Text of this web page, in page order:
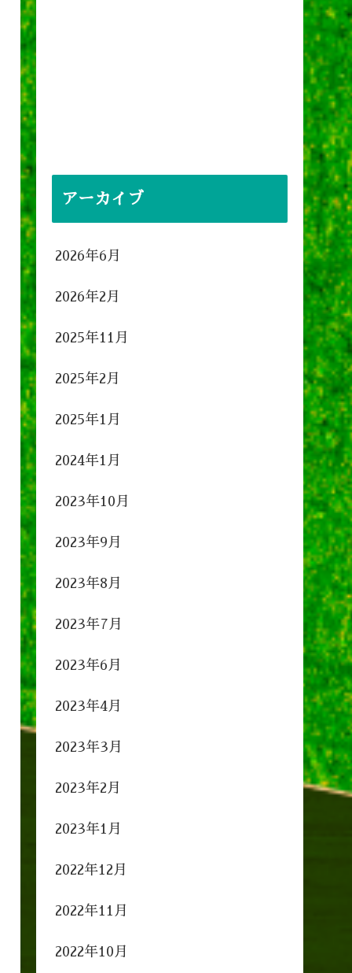
アーカイブ
2026年6月
2026年2月
2025年11月
2025年2月
2025年1月
2024年1月
2023年10月
2023年9月
2023年8月
2023年7月
2023年6月
2023年4月
2023年3月
2023年2月
2023年1月
2022年12月
2022年11月
2022年10月